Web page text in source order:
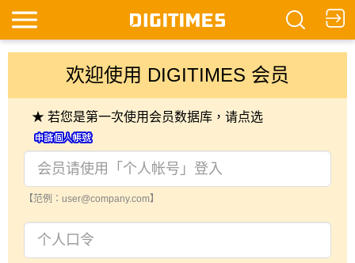
欢迎使用 DIGITIMES 会员
★ 若您是第一次使用会员数据库，请点选
【范例：user@company.com】